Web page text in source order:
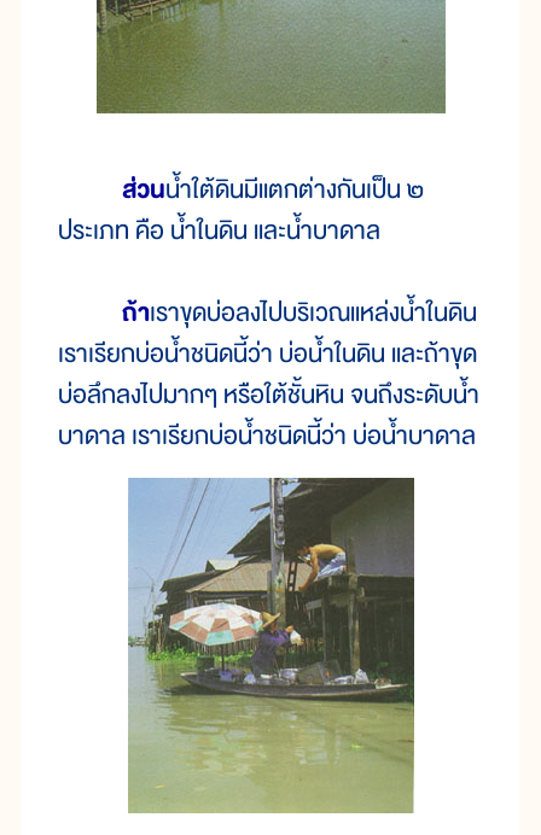
ส่วนน้ำใต้ดินมีแตกต่างกันเป็น ๒
ประเภท คือ น้ำในดิน และน้ำบาดาล
ถ้าเราขุดบ่อลงไปบริเวณแหล่งน้ำในดิน
เราเรียกบ่อน้ำชนิดนี้ว่า บ่อน้ำในดิน และถ้าขุด
บ่อลึกลงไปมากๆ หรือใต้ชั้นหิน จนถึงระดับน้ำ
บาดาล เราเรียกบ่อน้ำชนิดนี้ว่า บ่อน้ำบาดาล